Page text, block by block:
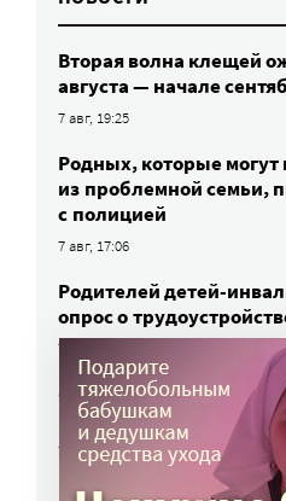
Вторая волна клещей
августа — начале
7 авг, 19:25
Родных, которые могут
из проблемной семьи,
с полицией
7 авг, 17:06
Родителей детей-
опрос о
7 авг, 15:34
«Энхерту» от рака
в перечень жизненно
7 авг, 15:15